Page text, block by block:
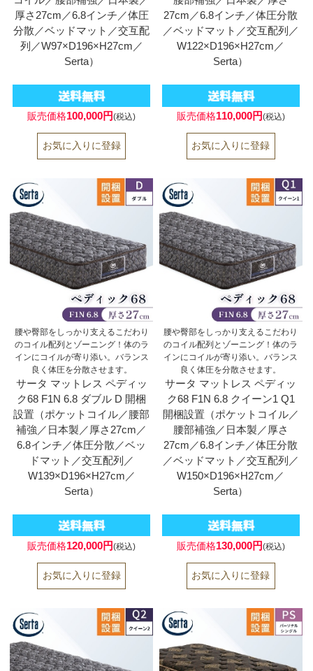
厚さ27cm／6.8インチ／体圧
分散／ベッドマット／交互配
列／W97×D196×H27cm／
Serta）
販売価格100,000円(税込)
27cm／6.8インチ／体圧分散
／ベッドマット／交互配列／
W122×D196×H27cm／
Serta）
販売価格110,000円(税込)
腰や臀部をしっかり支えるこだわり
のコイル配列とゾーニング！体のラ
インにコイルが寄り添い。バランス
良く体圧を分散させます。
サータ マットレス ペディッ
ク68 F1N 6.8 ダブル D 開梱
設置（ポケットコイル／腰部
補強／日本製／厚さ27cm／
6.8インチ／体圧分散／ベッ
ドマット／交互配列／
W139×D196×H27cm／
Serta）
販売価格120,000円(税込)
腰や臀部をしっかり支えるこだわり
のコイル配列とゾーニング！体のラ
インにコイルが寄り添い。バランス
良く体圧を分散させます。
サータ マットレス ペディッ
ク68 F1N 6.8 クイーン1 Q1
開梱設置（ポケットコイル／
腰部補強／日本製／厚さ
27cm／6.8インチ／体圧分散
／ベッドマット／交互配列／
W150×D196×H27cm／
Serta）
販売価格130,000円(税込)